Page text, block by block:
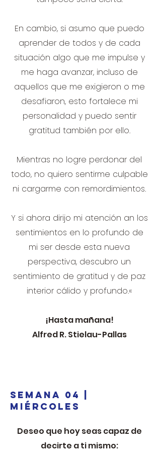
En cambio, si asumo que puedo
aprender de todos y de cada
situación algo que me impulse y
me haga avanzar, incluso de
aquellos que me exigieron o me
desafiaron, esto fortalece mi
personalidad y puedo sentir
gratitud también por ello.
Mientras no logre perdonar del
todo, no quiero sentirme culpable
ni cargarme con remordimientos.
Y si ahora dirijo mi atención an los
sentimientos en lo profundo de
mi ser desde esta nueva
perspectiva, descubro un
sentimiento de gratitud y de paz
interior cálido y profundo.«
¡Hasta mañana!
Alfred R. Stielau-Pallas
SEMANA 04 |
MIÉRCOLES
Deseo que hoy seas capaz de
decirte a ti mismo: